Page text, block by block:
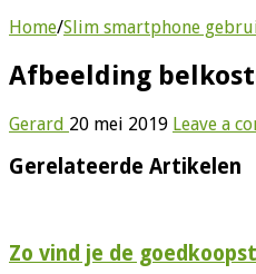
Home/Slim smartphone
Afbeelding
Gerard 20 mei 2019 Leave a
Gerelateerde Artikelen
Zo vind je de